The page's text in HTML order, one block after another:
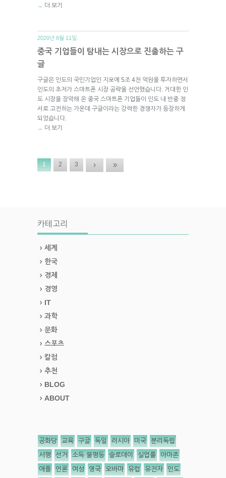
→ 더 보기
2020년 8월 11일.
중국 기업들이 탐내는 시장으로 진출하는 구
글
구글은 인도의 국민기업인 지오에 5조 4천 억원을 투자하면서
인도의 초저가 스마트폰 시장 공략을 선언했습니다. 거대한 인
도 시장을 장악해 온 중국 스마트폰 기업들이 인도 내 반중 정
서로 고전하는 가운데 구글이라는 강력한 경쟁자가 등장하게
되었습니다.
→ 더 보기
1 2 3 › »
카테고리
세계
한국
경제
경영
IT
과학
문화
스포츠
칼럼
추천
BLOG
ABOUT
공화당 교육 구글 독일 러시아 미국 분리독립
서평 선거 소득 불평등 슬로데이 실업률 아마존
애플 언론 여성 영국 오바마 유럽 유전자 인도